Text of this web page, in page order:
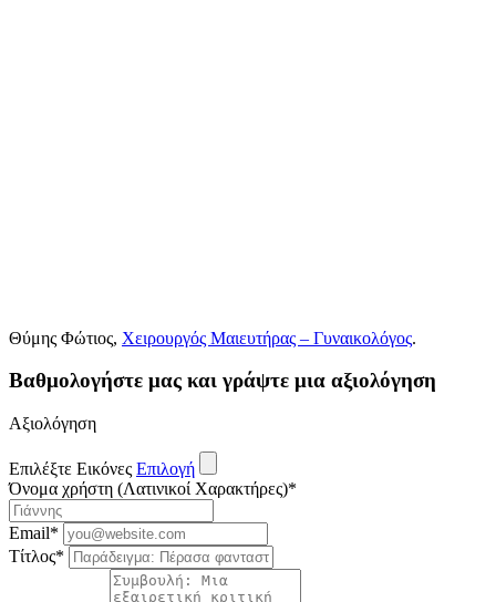
Θύμης Φώτιος, Χειρουργός Μαιευτήρας – Γυναικολόγος.
Βαθμολογήστε μας και γράψτε μια αξιολόγηση
Αξιολόγηση
Επιλέξτε Εικόνες Επιλογή
Όνομα χρήστη (Λατινικοί Χαρακτήρες)*
Email*
Τίτλος*